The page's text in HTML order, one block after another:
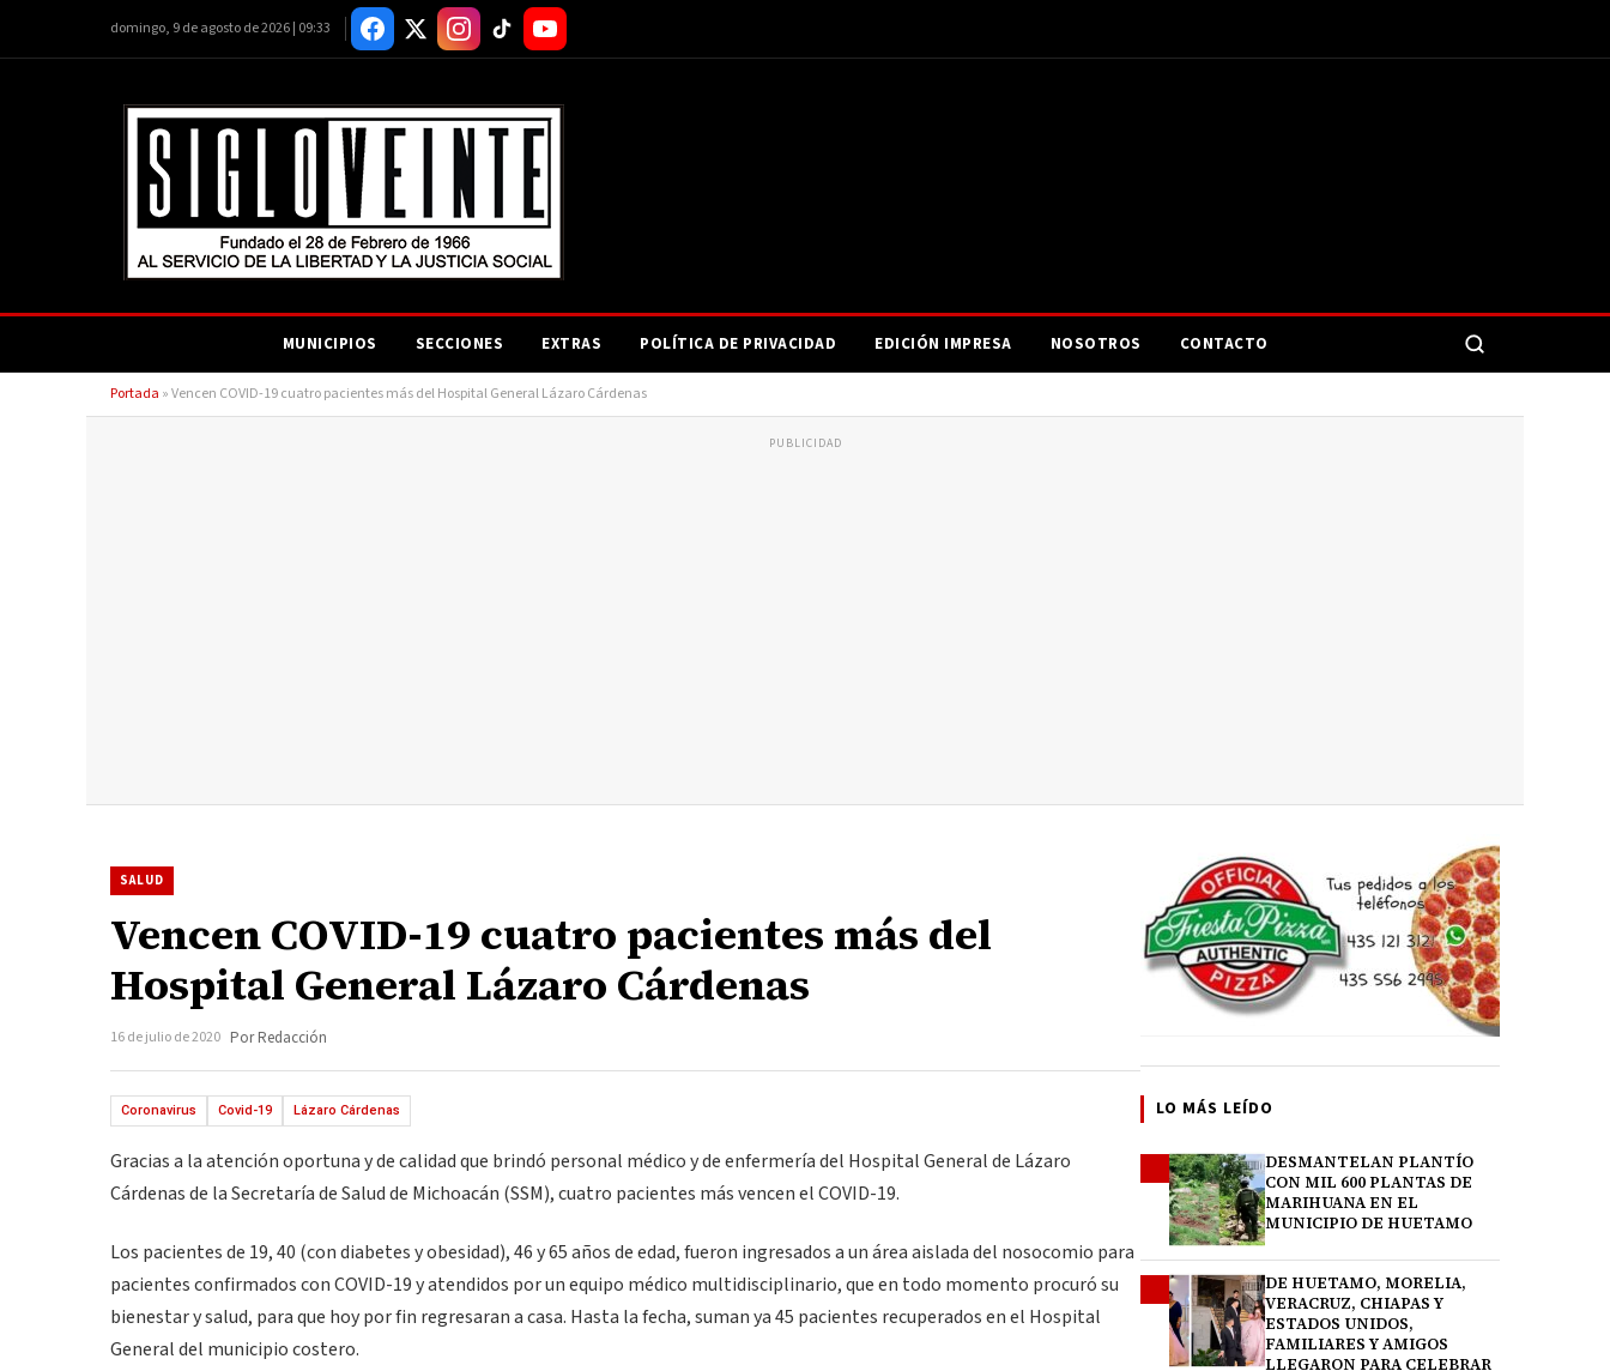
domingo, 9 de agosto de 2026 | 09:33
MUNICIPIOS SECCIONES EXTRAS POLÍTICA DE PRIVACIDAD EDICIÓN IMPRESA NOSOTROS CONTACTO
Portada »Vencen COVID-19 cuatro pacientes más del Hospital General Lázaro Cárdenas
PUBLICIDAD
SALUD
Vencen COVID-19 cuatro pacientes más del
Hospital General Lázaro Cárdenas
16 de julio de 2020 Por Redacción
Coronavirus Covid-19 Lázaro Cárdenas
Gracias a la atención oportuna y de calidad que brindó personal médico y de enfermería del Hospital General de Lázaro
Cárdenas de la Secretaría de Salud de Michoacán (SSM), cuatro pacientes más vencen el COVID-19.
Los pacientes de 19, 40 (con diabetes y obesidad), 46 y 65 años de edad, fueron ingresados a un área aislada del nosocomio para
pacientes confirmados con COVID-19 y atendidos por un equipo médico multidisciplinario, que en todo momento procuró su
bienestar y salud, para que hoy por fin regresaran a casa. Hasta la fecha, suman ya 45 pacientes recuperados en el Hospital
General del municipio costero.
LO MÁS LEÍDO
DESMANTELAN PLANTÍO
CON MIL 600 PLANTAS DE
MARIHUANA EN EL
MUNICIPIO DE HUETAMO
DE HUETAMO, MORELIA,
VERACRUZ, CHIAPAS Y
ESTADOS UNIDOS,
FAMILIARES Y AMIGOS
LLEGARON PARA CELEBRAR